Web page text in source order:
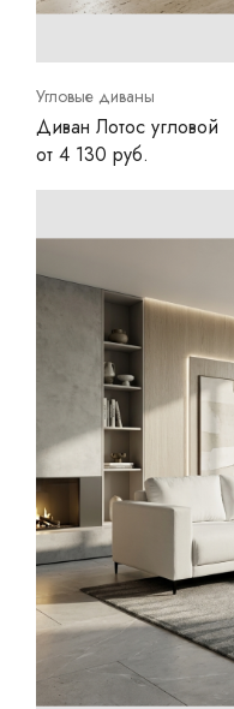
Угловые диваны
Диван Лотос угловой
от 4 130 руб.